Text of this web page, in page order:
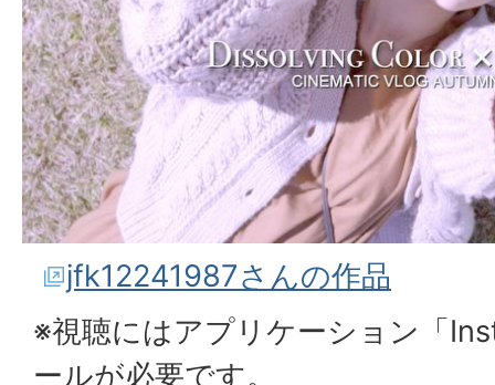
jfk12241987さんの作品
※視聴にはアプリケーション「
ールが必要です。